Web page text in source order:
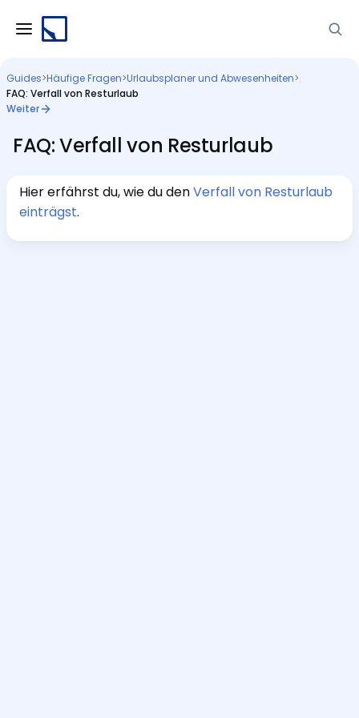
Guides>Häufige Fragen>Urlaubsplaner und Abwesenheiten>
FAQ: Verfall von Resturlaub
Weiter
FAQ: Verfall von Resturlaub
Hier erfährst du, wie du denVerfall von Resturlaub
einträgst.